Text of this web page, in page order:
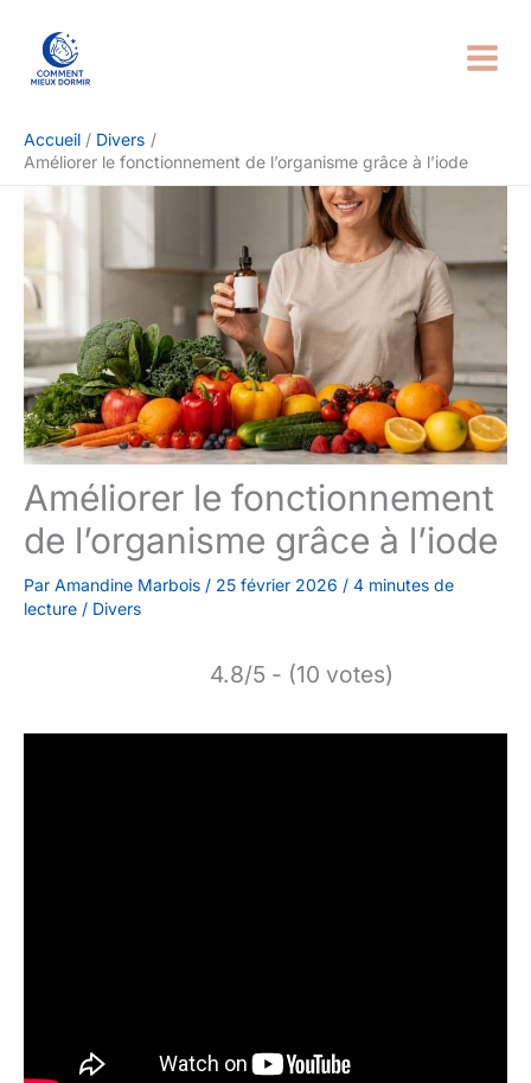
contenu
Accueil
Divers
Améliorer le fonctionnement de l’organisme grâce à l’iode
Améliorer le fonctionnement
de l’organisme grâce à l’iode
Par Amandine Marbois / 25 février 2026 / 4 minutes de
lecture / Divers
4.8/5 - (10 votes)